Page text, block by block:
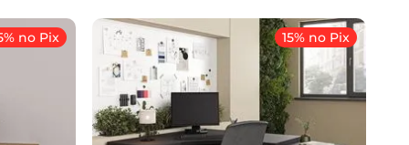
no Pix 15% no Pix